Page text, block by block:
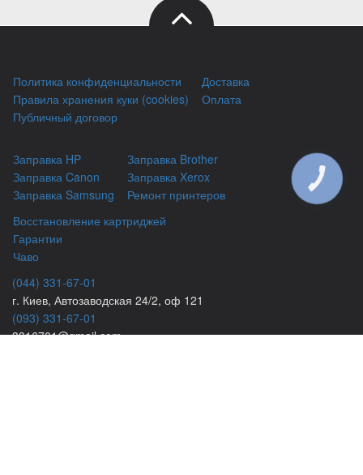
Политика конфиденциальности
Правила хранения куки (cookies)
Публичный договор
Доставка
Оплата
Заправка HP
Заправка Canon
Заправка Samsung
Заправка Brother
Заправка Xerox
Ремонт принтеров
Восстановление картриджей
Гарантии
Чаво
(044) 331-67-01
г. Киев, Автозаводская 24/2, оф 121
(093) 331-67-01
3316701@gmail.com
КНОПКА
ЗВ'ЯЗКУ